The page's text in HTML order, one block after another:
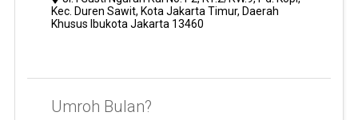
Kec. Duren Sawit, Kota Jakarta Timur, Daerah
Khusus Ibukota Jakarta 13460
Umroh Bulan?